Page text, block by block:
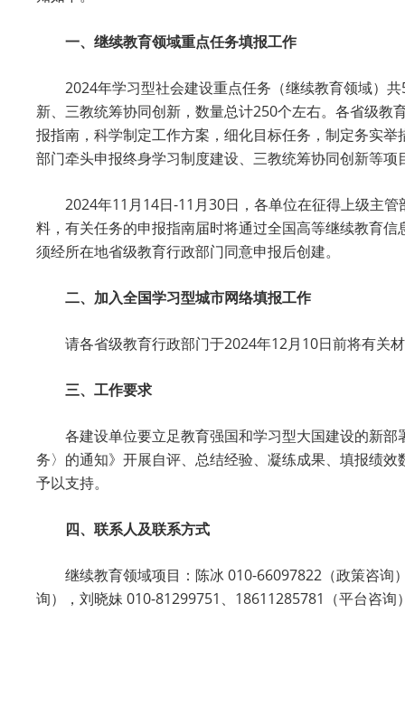
一、继续教育领域重点任务填报工作
2024年学习型社会建设重点任务（继续教育领域）
新、三教统筹协同创新，数量总计250个左右。各省级
报指南，科学制定工作方案，细化目标任务，制定务实
部门牵头申报终身学习制度建设、三教统筹协同创新等项
2024年11月14日-11月30日，各单位在征得上级主
料，有关任务的申报指南届时将通过全国高等继续教育
须经所在地省级教育行政部门同意申报后创建。
二、加入全国学习型城市网络填报工作
请各省级教育行政部门于2024年12月10日前将有
三、工作要求
各建设单位要立足教育强国和学习型大国建设的新
务〉的通知》开展自评、总结经验、凝练成果、填报绩
予以支持。
四、联系人及联系方式
继续教育领域项目：陈冰 010-66097822（政策咨
询），刘晓妹 010-81299751、18611285781（平台咨询